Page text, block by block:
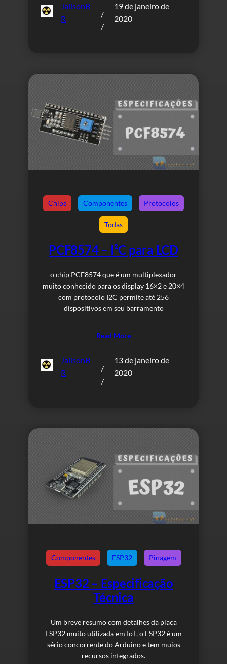
JailsonB
R
/
/
19 de janeiro de
2020
Chips Componentes Protocolos
Todas
PCF8574 – I²C para LCD
o chip PCF8574 que é um multiplexador
muito conhecido para os display 16×2 e 20×4
com protocolo I2C permite até 256
dispositivos em seu barramento
Read More
JailsonB
R
/
/
13 de janeiro de
2020
Componentes ESP32 Pinagem
ESP32 – Especificação
Técnica
Um breve resumo com detalhes da placa
ESP32 muito utilizada em IoT, o ESP32 é um
sério concorrente do Arduino e tem muios
recursos integrados.